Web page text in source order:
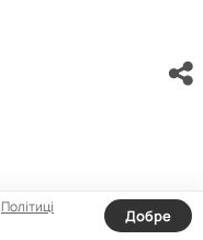
Політиці
Добре